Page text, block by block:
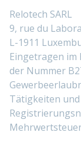
Relotech SARL
9, rue du
L-1911
Eingetragen
der Nummer
Tätigkeiten